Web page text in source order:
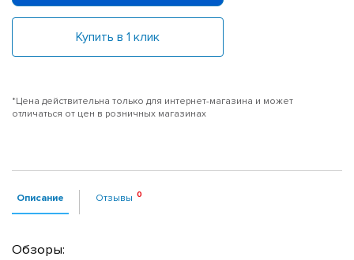
Купить в 1 клик
*Цена действительна только для интернет-магазина и может
отличаться от цен в розничных магазинах
Описание Отзывы
Обзоры: